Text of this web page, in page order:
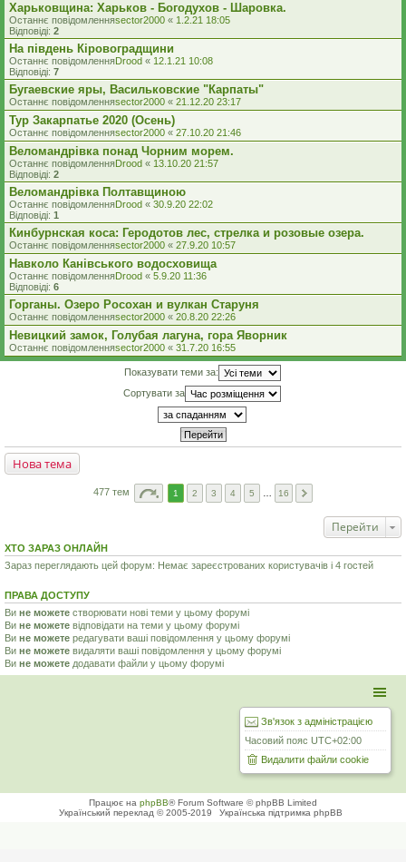
Харьковщина: Харьков - Богодухов - Шаровка.
Останнє повідомленняsector2000 « 1.2.21 18:05
Відповіді: 2
На південь Кіровоградщини
Останнє повідомленняDrood « 12.1.21 10:08
Відповіді: 7
Бугаевские яры, Васильковские "Карпаты"
Останнє повідомленняsector2000 « 21.12.20 23:17
Тур Закарпатье 2020 (Осень)
Останнє повідомленняsector2000 « 27.10.20 21:46
Веломандрівка понад Чорним морем.
Останнє повідомленняDrood « 13.10.20 21:57
Відповіді: 2
Веломандрівка Полтавщиною
Останнє повідомленняDrood « 30.9.20 22:02
Відповіді: 1
Кинбурнская коса: Геродотов лес, стрелка и розовые озера.
Останнє повідомленняsector2000 « 27.9.20 10:57
Навколо Канівського водосховища
Останнє повідомленняDrood « 5.9.20 11:36
Відповіді: 6
Горганы. Озеро Росохан и вулкан Старуня
Останнє повідомленняsector2000 « 20.8.20 22:26
Невицкий замок, Голубая лагуна, гора Яворник
Останнє повідомленняsector2000 « 31.7.20 16:55
Показувати теми за:
Сортувати за
Нова тема
477 тем 1 2 3 4 5 16
Перейти
ХТО ЗАРАЗ ОНЛАЙН
Зараз переглядають цей форум: Немає зареєстрованих користувачів і 4 гостей
ПРАВА ДОСТУПУ
Ви не можете створювати нові теми у цьому форумі
Ви не можете відповідати на теми у цьому форумі
Ви не можете редагувати ваші повідомлення у цьому форумі
Ви не можете видаляти ваші повідомлення у цьому форумі
Ви не можете додавати файли у цьому форумі
Зв'язок з адміністрацією
Часовий пояс UTC+02:00
Видалити файли cookie
Працює на phpBB® Forum Software © phpBB Limited
Український переклад © 2005-2019
Українська підтримка phpBB